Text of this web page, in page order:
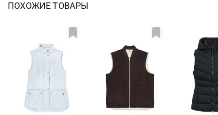
ПОХОЖИЕ ТОВАРЫ